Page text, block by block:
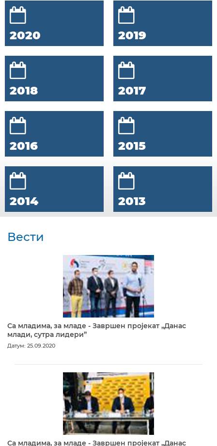
2020 2019
2018 2017
2016 2015
2014 2013
Вести
Са младима, за младе - Завршен пројекат „Данас
млади, сутра лидери”
Датум: 25.09.2020
Са младима, за младе - Завршен пројекат „Данас